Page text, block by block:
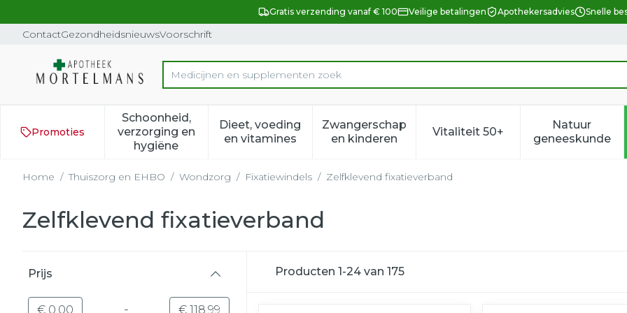
Gratis verzending vanaf € 100 Veilige betalingen Apothekersadvies Snelle
ContactGezondheidsnieuwsVoorschrift
Product, merk, categorie...
Promoties
Schoonheid,
verzorging en
hygiëne
Toon submenu voor Schoonheid, verzorging en hygiëne categorie
Dieet, voeding
en vitaminesToon submenu voor Dieet, voeding en vitamines categorie
Zwangerschap
en kinderenToon submenu voor Zwangerschap en
Vitaliteit 50+Toon submenu voor
Natuur
geneeskunde
Toon
Home / Thuiszorg en EHBO / Wondzorg / Fixatiewindels / Zelfklevend fixatieverband
Zelfklevend fixatieverband
Prijs
Minimumwaarde
€ 0,00 - Maximale waarde
€ 118,99
Producten 1 -24 van 175